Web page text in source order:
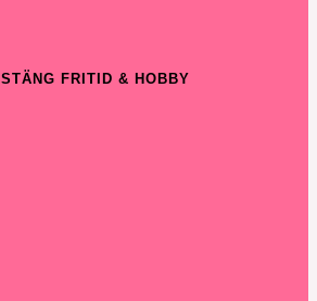
STÄNG FRITID & HOBBY